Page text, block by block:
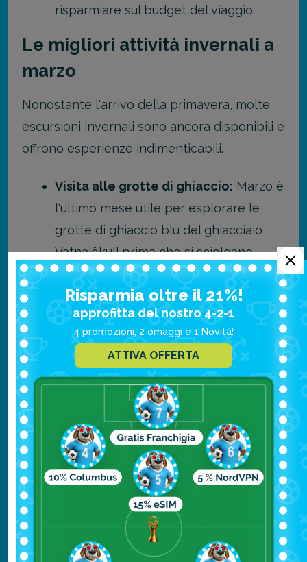
risparmiare sul budget del viaggio.
Le migliori attività invernali a
marzo
Nonostante l'arrivo della primavera, molte
escursioni invernali sono ancora disponibili e
offrono esperienze indimenticabili.
Visita alle grotte di ghiaccio: Marzo è
l'ultimo mese utile per esplorare le
grotte di ghiaccio blu del ghiacciaio
Vatnajökull prima che si sciolgano.
Escursioni sui ghiacciai:Camminare
su un ghiacciaio con ramponi e
attrezzatura adeguata è un'avventura
da non perdere.
Snorkeling a Silfra: Immergersi nelle
acque cristalline della fessura di Silfra,
tra le placche tettoniche
nordamericana ed eurasiatica, è
possibile tutto l'anno.
Whale watching:Le escursioni per
l'avvistamento delle balene partono
regolarmente anche in questo periodo.
Clima e Temperature a marzo
Risparmia oltre il 21%!
approfitta del nostro 4-2-1
4 promozioni, 2 omaggi e 1 Novità!
ATTIVA OFFERTA